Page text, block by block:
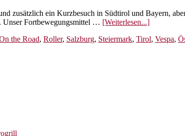
zusätzlich ein Kurzbesuch in Südtirol und Bayern,
Unser Fortbewegungsmittel … [Weiterlesen...]
dem
the Road, Roller, Salzburg, Steiermark, Tirol, Vespa,